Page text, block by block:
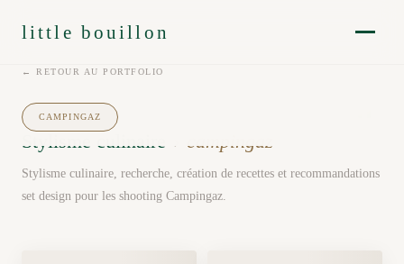
little bouillon
← RETOUR AU PORTFOLIO
CAMPINGAZ
Stylisme culinaire › campingaz
Stylisme culinaire, recherche, création de recettes et recommandations
set design pour les shooting Campingaz.